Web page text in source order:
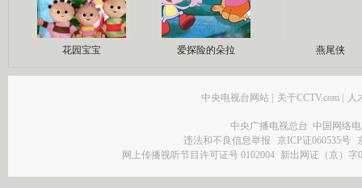
花园宝宝 爱探险的朵拉 燕尾侠
中央电视台网站 | 关于CCTV.com | 人
中央广播电视总台 中国网络
违法和不良信息举报
京ICP证060535号
网上传播视听节目许可证号 0102004 新出网证（京）